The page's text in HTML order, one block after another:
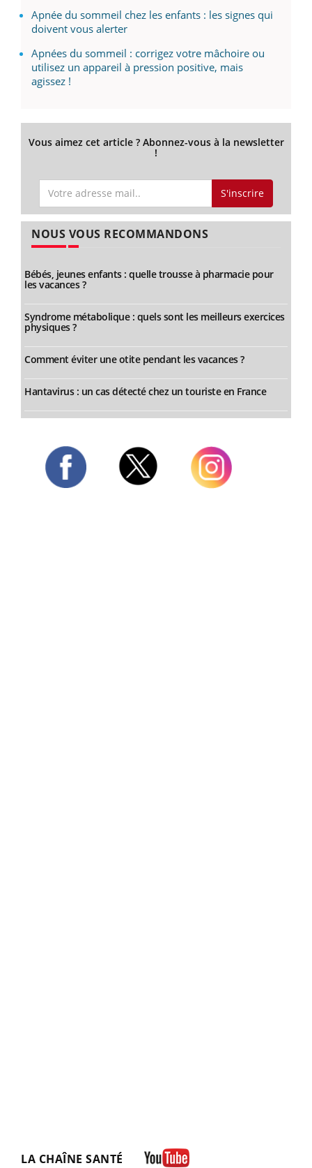
Apnée du sommeil chez les enfants : les signes qui
doivent vous alerter
Apnées du sommeil : corrigez votre mâchoire ou
utilisez un appareil à pression positive, mais
agissez !
Vous aimez cet article ? Abonnez-vous à la newsletter
!
S'inscrire
NOUS VOUS RECOMMANDONS
Bébés, jeunes enfants : quelle trousse à pharmacie pour
les vacances ?
Syndrome métabolique : quels sont les meilleurs exercices
physiques ?
Comment éviter une otite pendant les vacances ?
Hantavirus : un cas détecté chez un touriste en France
LA CHAÎNE SANTÉ